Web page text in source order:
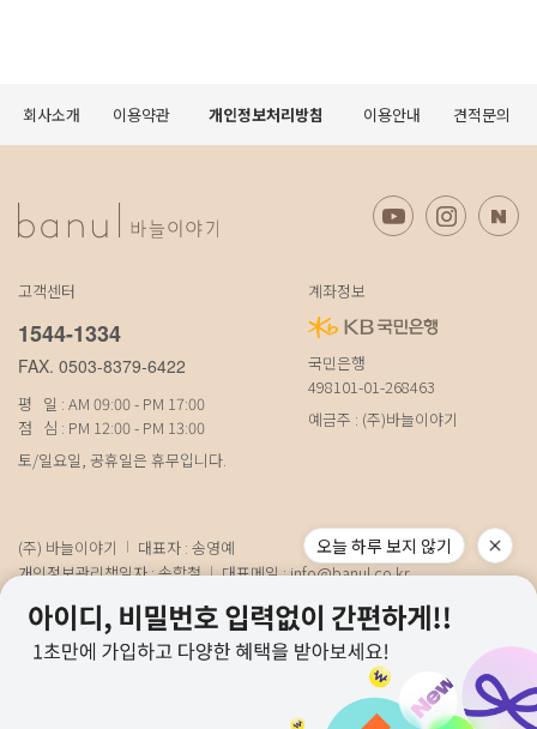
회사소개 이용약관 개인정보처리방침 이용안내 견적문의
고객센터
1544-1334
FAX. 0503-8379-6422
평 일 : AM 09:00 - PM 17:00
점 심 : PM 12:00 - PM 13:00
토/일요일, 공휴일은 휴무입니다.
계좌정보
국민은행
498101-01-268463
예금주 : (주)바늘이야기
(주) 바늘이야기
대표자 : 송영예
개인정보관리책임자 : 송학철
대표메일 :info@banul.co.kr
대문구 연희로11가길 15 (물류) 경기도 파주시 성동로 19-17
사업자번호 : 674-88-00100[사업자정보확인]
오늘 하루 보지 않기